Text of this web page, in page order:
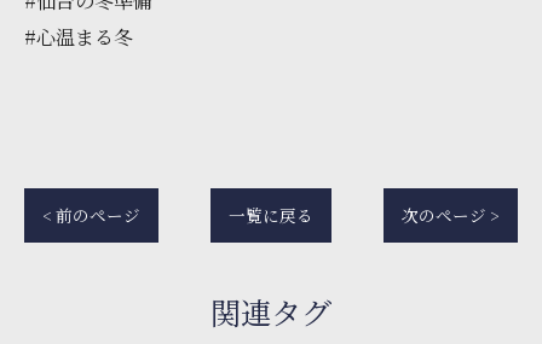
#心温まる冬
< 前のページ 一覧に戻る 次のページ >
関連タグ